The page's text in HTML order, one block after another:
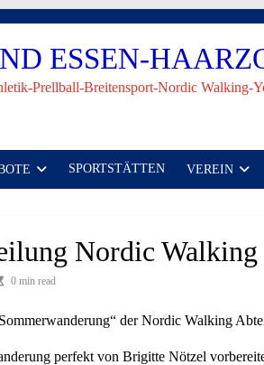
ESSEN-
Prellball-Breitensport-Nordic Walking-
SPORTSTÄTTEN VEREIN
Nordic Walking
0 min read
der Nordic Walking
perfekt von Brigitte Nötzel